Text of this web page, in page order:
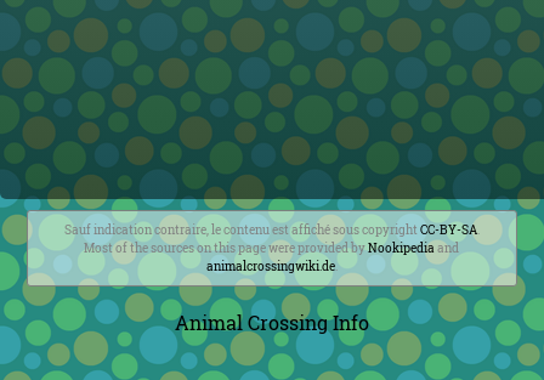
Sauf indication contraire, le contenu est affiché sous copyright CC-BY-SA
Most of the sources on this page were provided byNookipedia and
animalcrossingwiki.de
Animal Crossing Info